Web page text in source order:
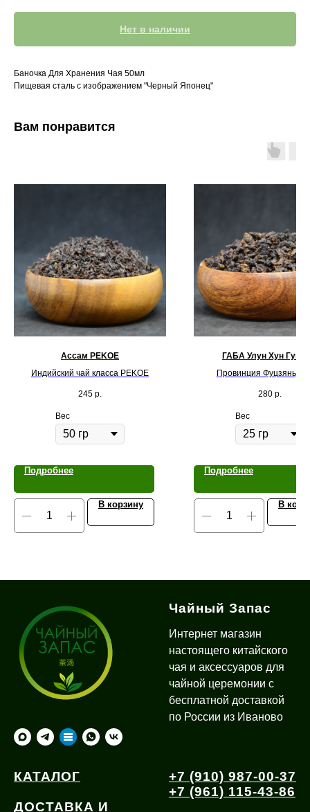
Нет в наличии
Баночка Для Хранения Чая 50мл
Пищевая сталь с изображением "Черный Японец"
Вам понравится
Ассам PEKOE
Индийский чай класса PEKOE
245 р.
Вес
Подробнее
В корзину
ГАБА Улун Хун
Провинция Фуцзянь,
280 р.
Вес
Подробнее
В
Чайный Запас
Интернет магазин
настоящего китайского
чая и аксессуаров для
чайной церемонии с
бесплатной доставкой
по России из Иваново
КАТАЛОГ
ДОСТАВКА И
+7 (910) 987-00-37
+7 (961) 115-43-86